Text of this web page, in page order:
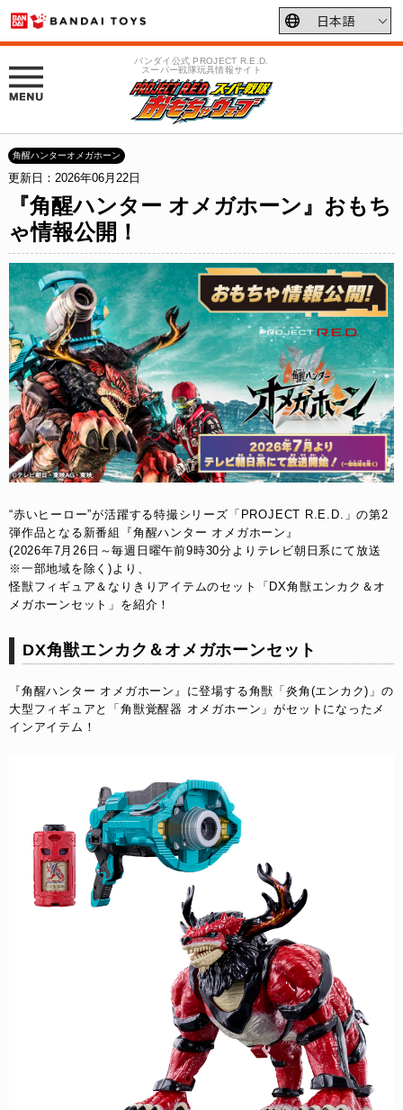
バンダイ公式 PROJECT R.E.D.
スーパー戦隊玩具情報サイト
更新日：2026年06月22日
角醒ハンターオメガホーン
『角醒ハンター オメガホーン』おもち
ゃ情報公開！
“赤いヒーロー”が活躍する特撮シリーズ「PROJECT R.E.D.」の第2
弾作品となる新番組『角醒ハンター オメガホーン』
(2026年7月26日～毎週日曜午前9時30分よりテレビ朝日系にて放送
※一部地域を除く)より、
怪獣フィギュア＆なりきりアイテムのセット「DX角獣エンカク＆オ
メガホーンセット」を紹介！
DX角獣エンカク＆オメガホーンセット
『角醒ハンター オメガホーン』に登場する角獣「炎角(エンカク)」の
大型フィギュアと「角獣覚醒器 オメガホーン」がセットになったメ
インアイテム！